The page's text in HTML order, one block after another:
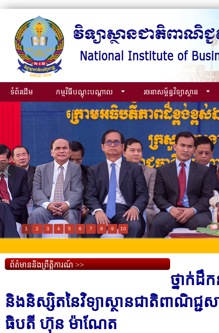
ទំព័រដើម កម្មវិធីបណ្ដុះបណ្ដាល រចនាសម្ព័ន្ធវិទ្យាស្ថាន
1 2 3 4 5 6 7 8 9 10
ព័ត៌មាននិងព្រឹត្តិការណ៍ >>
ថ្នាក់ដឹ
និងនិស្សិតនៃវិទ្យាស្ថានជាតិពាណិជ្ជស
ធិបតី ហ៊ុន ម៉ាណែត